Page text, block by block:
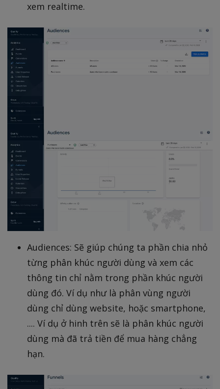
xem realtime.
Audiences: Sẽ giúp chúng ta phần chia nhỏ
từng phân khúc người dùng và xem các
thông tin chỉ nằm trong phần khúc người
dùng đó. Ví dụ như là phân vùng người
dùng chỉ dùng website, hoặc smartphone,
.... Ví dụ ở hinh trên sẽ là phân khúc người
dùng mà đã trả tiền để mua hàng chẳng
hạn.